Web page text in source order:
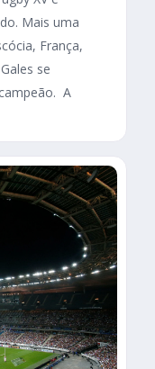
Mais uma
França,
se
A